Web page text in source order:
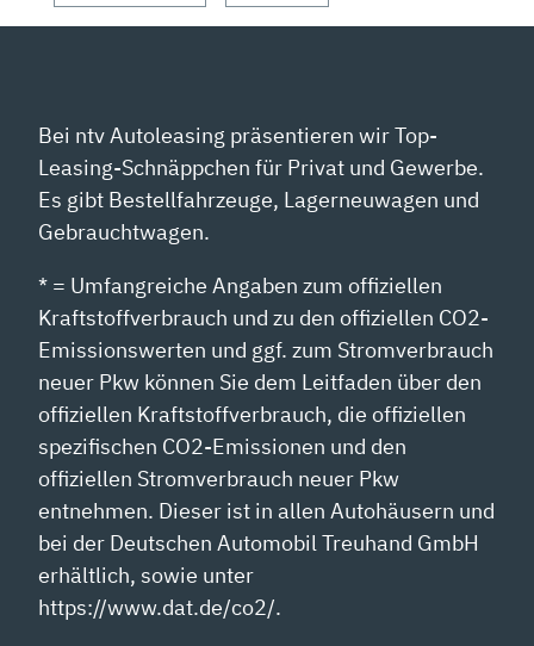
VON
Bei ntv Autoleasing präsentieren wir Top-
Leasing-Schnäppchen für Privat und Gewerbe.
Es gibt Bestellfahrzeuge, Lagerneuwagen und
Gebrauchtwagen.
* = Umfangreiche Angaben zum offiziellen
Kraftstoffverbrauch und zu den offiziellen CO2-
Emissionswerten und ggf. zum Stromverbrauch
neuer Pkw können Sie dem Leitfaden über den
offiziellen Kraftstoffverbrauch, die offiziellen
spezifischen CO2-Emissionen und den
offiziellen Stromverbrauch neuer Pkw
entnehmen. Dieser ist in allen Autohäusern und
bei der Deutschen Automobil Treuhand GmbH
erhältlich, sowie unter
https://www.dat.de/co2/.